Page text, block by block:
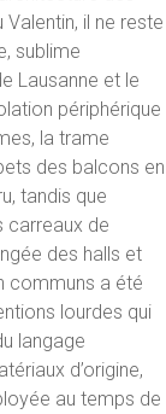
Valentin, il ne reste
sublime
Lausanne et le
périphérique
la trame
des balcons en
tandis que
carreaux de
des halls et
communs a été
lourdes qui
langage
d’origine,
au temps de